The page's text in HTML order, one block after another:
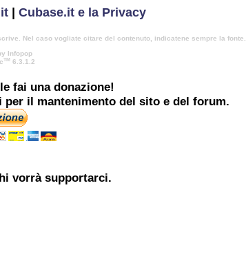
| Cubase.it e la Privacy
Nel caso vogliate citare del contenuto, indicatene sempre la fonte.
Infopop
TM 6.3.1.2
fai una donazione!
il mantenimento del sito e del forum.
vorrà supportarci.